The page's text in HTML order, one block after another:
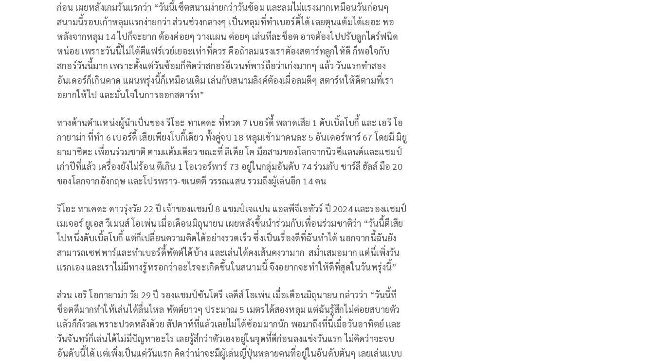
ก่อน เผยหลังเกมวันแรกว่า “วันนี้เซ็ตสนามง่ายกว่าวันซ้อม และลมไม่แรงมากเหมือนวันก่อนๆ
สนามนี้รอบเก้าหลุมแรกง่ายกว่า ส่วนช่วงกลางๆ เป็นหลุมที่ทำเบอร์ดี้ได้ เลยตุนแต้มได้เยอะ พอ
หลังจากหลุม 14 ไปก็จะยาก ต้องค่อยๆ วางแผน ค่อยๆ เล่นทีละช็อต อาจต้องไปปรับลูกไดร์ฟนิด
หน่อย เพราะวันนี้ไม่ได้ตีแฟร์เวย์เยอะเท่าที่ควร คือถ้าลมแรงเราต้องสตาร์ทลูกให้ดี ก็พอใจกับ
สกอร์วันนี้มาก เพราะตั้งแต่วันซ้อมก็คิดว่าสกอร์อีเวนท์พาร์ถือว่าเก่งมากๆ แล้ว วันแรกทำสอง
อันเดอร์ก็เกินคาด แผนพรุ่งนี้ก็เหมือนเดิม เล่นกับสนามลิงค์ต้องเผื่อลมดีๆ สตาร์ทให้ดีตามที่เรา
อยากให้ไป และมั่นใจในการออกสตาร์ท”
ทางด้านตำแหน่งผู้นำเป็นของ ริโอะ ทาเคดะ ที่หวด 7 เบอร์ดี้ พลาดเสีย 1 ดับเบิ้ลโบกี้ และ เอริ โอ
กายาม่า ที่ทำ 6 เบอร์ดี้ เสียเพียงโบกี้เดียว ทั้งคู่จบ 18 หลุมเข้ามาคนละ 5 อันเดอร์พาร์ 67 โดยมี มิยู
ยามาชิตะ เพื่อนร่วมชาติ ตามแต้มเดียว ขณะที่ ลิเดีย โค มือสามของโลกจากนิวซีแลนด์และแชมป์
เก่าปีที่แล้ว เครื่องยังไม่ร้อน ตีเกิน 1 โอเวอร์พาร์ 73 อยู่ในกลุ่มอันดับ 74 ร่วมกับ ชาร์ลี ฮัลล์ มือ 20
ของโลกจากอังกฤษ และโปรพราว-ชเนตตี วรรณแสน รวมถึงผู้เล่นอีก 14 คน
ริโอะ ทาเคดะ ดาวรุ่งวัย 22 ปี เจ้าของแชมป์ 8 แชมป์เจแปน แอลพีจีเอทัวร์ ปี 2024 และรองแชมป์
เมเจอร์ ยูเอส วีเมนส์ โอเพ่น เมื่อเดือนมิถุนายน เผยหลังขึ้นนำร่วมกับเพื่อนร่วมชาติว่า “วันนี้ตีเสีย
ไปหนึ่งดับเบิ้ลโบกี้ แต่ก็เปลี่ยนความคิดได้อย่างรวดเร็ว ซึ่งเป็นเรื่องดีที่ฉันทำได้ นอกจากนี้ฉันยัง
สามารถเซฟพาร์และทำเบอร์ดี้พัตต์ได้บ้าง และเล่นได้คงเส้นคงวามาก สม่ำเสมอมาก แต่นี่เพิ่งวัน
แรกเอง และเราไม่มีทางรู้หรอกว่าอะไรจะเกิดขึ้นในสนามนี้ จึงอยากจะทำให้ดีที่สุดในวันพรุ่งนี้”
ส่วน เอริ โอกายาม่า วัย 29 ปี รองแชมป์ซันโตรี เลดีส์ โอเพ่น เมื่อเดือนมิถุนายน กล่าวว่า “วันนี้ที
ช็อตดีมากทำให้เล่นได้ลื่นไหล พัตต์ยาวๆ ประมาณ5 เมตรได้สองหลุม แต่ฉันรู้สึกไม่ค่อยสบายตัว
แล้วก็กังวลเพราะปวดหลังด้วย สัปดาห์ที่แล้วเลยไม่ได้ซ้อมมากนัก พอมาถึงที่นี่เมื่อวันอาทิตย์ และ
วันจันทร์ก็เล่นได้ไม่มีปัญหาอะไร เลยรู้สึกว่าตัวเองอยู่ในจุดที่ดีก่อนลงแข่งวันแรก ไม่คิดว่าจะจบ
อันดับนี้ได้ แต่เพิ่งเป็นแค่วันแรก คิดว่าน่าจะมีผู้เล่นญี่ปุ่นหลายคนที่อยู่ในอันดับต้นๆ เลยเล่นแบบ